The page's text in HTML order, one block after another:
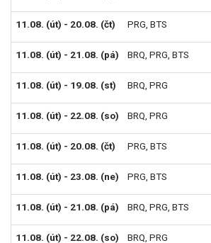
11.08. (út) - 20.08. (čt) PRG BTS
11.08. (út) - 21.08. (pá) BRQ PRG BTS
11.08. (út) - 19.08. (st) BRQ PRG
11.08. (út) - 22.08. (so) BRQ PRG
11.08. (út) - 20.08. (čt) PRG BTS
11.08. (út) - 23.08. (ne) PRG BTS
11.08. (út) - 21.08. (pá) BRQ PRG BTS
11.08. (út) - 22.08. (so) BRQ PRG